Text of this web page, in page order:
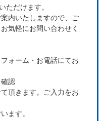
ただけます。
内いたしますので、ご
気軽にお問い合わせく
ォーム・お電話にてお
認
頂きます。ご入力をお
ます。